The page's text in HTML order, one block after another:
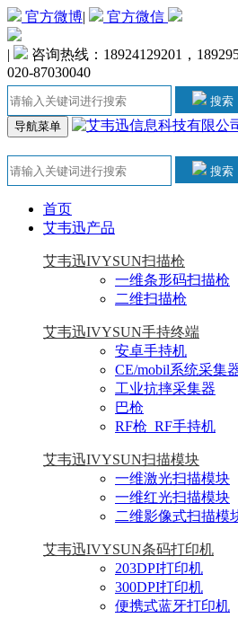
官方微博| 官方微信
|
咨询热线：18924129201，
020-87030040
搜索
导航菜单
搜索
首页
艾韦迅产品
艾韦迅IVYSUN扫描枪
一维条形码扫描枪
二维扫描枪
艾韦迅IVYSUN手持终端
安卓手持机
CE/mobil系统采集
工业抗摔采集器
巴枪
RF枪_RF手持机
艾韦迅IVYSUN扫描模块
一维激光扫描模块
一维红光扫描模块
二维影像式扫描模
艾韦迅IVYSUN条码打印机
203DPI打印机
300DPI打印机
便携式蓝牙打印机